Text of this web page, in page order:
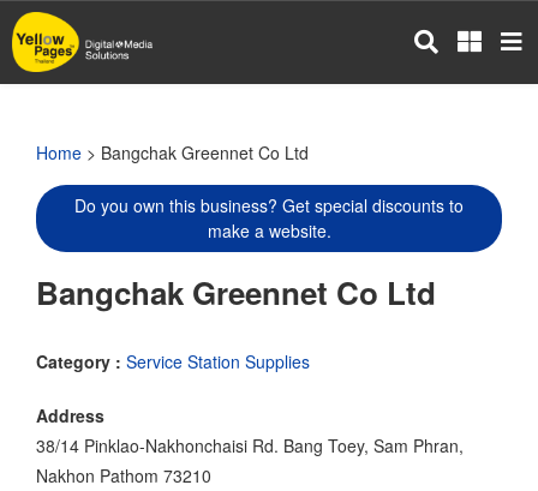
Skip
to
main
Home > Bangchak Greennet Co Ltd
Do you own this business? Get special discounts to
make a website.
Bangchak Greennet Co Ltd
Category : Service Station Supplies
Address
38/14 Pinklao-Nakhonchaisi Rd. Bang Toey, Sam Phran,
Nakhon Pathom 73210